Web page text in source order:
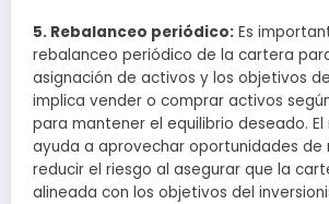
5. Rebalanceo periódico: Es
rebalanceo periódico de la cartera
asignación de activos y los objetivos
implica vender o comprar activos
para mantener el equilibrio deseado.
ayuda a aprovechar oportunidades de
reducir el riesgo al asegurar que la
alineada con los objetivos del